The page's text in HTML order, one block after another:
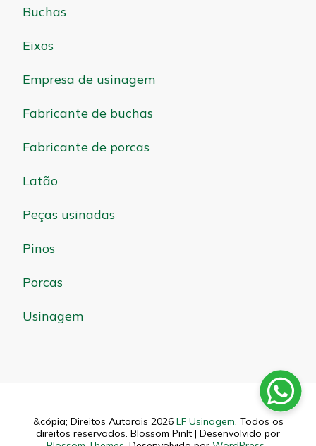
Buchas
Eixos
Empresa de usinagem
Fabricante de buchas
Fabricante de porcas
Latão
Peças usinadas
Pinos
Porcas
Usinagem
&cópia; Direitos Autorais 2026 LF Usinagem. Todos os
direitos reservados. Blossom PinIt | Desenvolvido por